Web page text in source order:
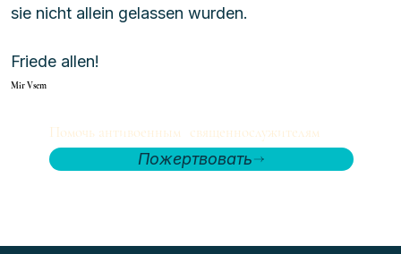
sie nicht allein gelassen wurden.
Friede allen!
Mir Vsem
Помочь антивоенным священнослужителям
Пожертвовать